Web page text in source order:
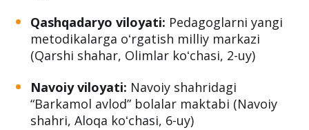
Qashqadaryo viloyati: Pedagoglarni yangi
metodikalarga oʻrgatish milliy markazi
(Qarshi shahar, Olimlar koʻchasi, 2-uy)
Navoiy viloyati: Navoiy shahridagi
“Barkamol avlod” bolalar maktabi (Navoiy
shahri, Aloqa koʻchasi, 6-uy)